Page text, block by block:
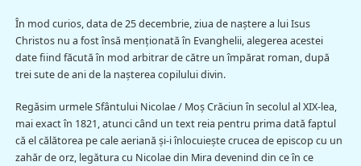
În mod curios, data de 25 decembrie, ziua de naștere a lui Isus
Christos nu a fost însă menționată în Evanghelii, alegerea acestei
date fiind făcută în mod arbitrar de către un împărat roman, după
trei sute de ani de la nașterea copilului divin.
Regăsim urmele Sfântului Nicolae / Moș Crăciun în secolul al XIX-lea,
mai exact în 1821, atunci când un text reia pentru prima dată faptul
că el călătorea pe cale aeriană şi-i înlocuieşte crucea de episcop cu un
zahăr de orz, legătura cu Nicolae din Mira devenind din ce în ce